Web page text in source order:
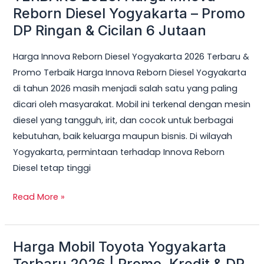
Reborn Diesel Yogyakarta – Promo
DP Ringan & Cicilan 6 Jutaan
Harga Innova Reborn Diesel Yogyakarta 2026 Terbaru &
Promo Terbaik Harga Innova Reborn Diesel Yogyakarta
di tahun 2026 masih menjadi salah satu yang paling
dicari oleh masyarakat. Mobil ini terkenal dengan mesin
diesel yang tangguh, irit, dan cocok untuk berbagai
kebutuhan, baik keluarga maupun bisnis. Di wilayah
Yogyakarta, permintaan terhadap Innova Reborn
Diesel tetap tinggi
Cicilan
6
Read More »
Harga Mobil Toyota Yogyakarta
Harga
Mobil